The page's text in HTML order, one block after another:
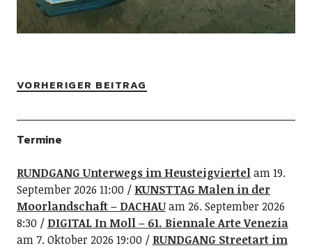
VORHERIGER BEITRAG
Termine
RUNDGANG Unterwegs im Heusteigviertelam 19.
September 2026 11:00
KUNSTTAG Malen in der
Moorlandschaft – DACHAUam 26. September 2026
8:30
DIGITAL In Moll – 61. Biennale Arte Venezia
am 7. Oktober 2026 19:00
RUNDGANG Streetart im